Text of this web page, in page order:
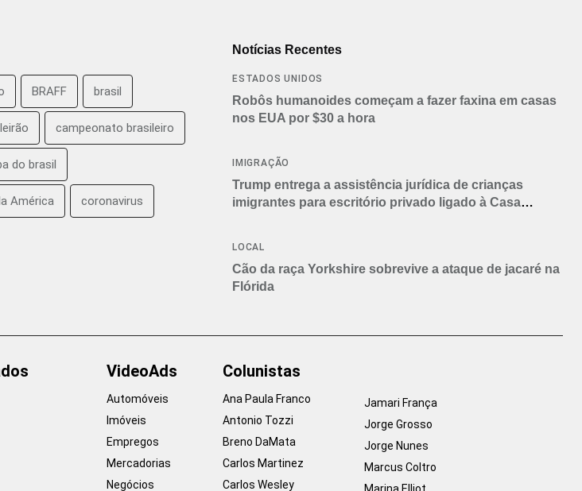
BRAFF brasil
campeonato brasileiro
do brasil
América coronavirus
Notícias Recentes
ESTADOS UNIDOS
Robôs humanoides começam a fazer faxina em casas
nos EUA por $30 a hora
IMIGRAÇÃO
Trump entrega a assistência jurídica de crianças
imigrantes para escritório privado ligado à Casa
LOCAL
Cão da raça Yorkshire sobrevive a ataque de jacaré na
Flórida
VideoAds
Automóveis
Imóveis
Empregos
Mercadorias
Negócios
Colunistas
Ana Paula Franco
Antonio Tozzi
Breno DaMata
Carlos Martinez
Carlos Wesley
Jamari França
Jorge Grosso
Jorge Nunes
Marcus Coltro